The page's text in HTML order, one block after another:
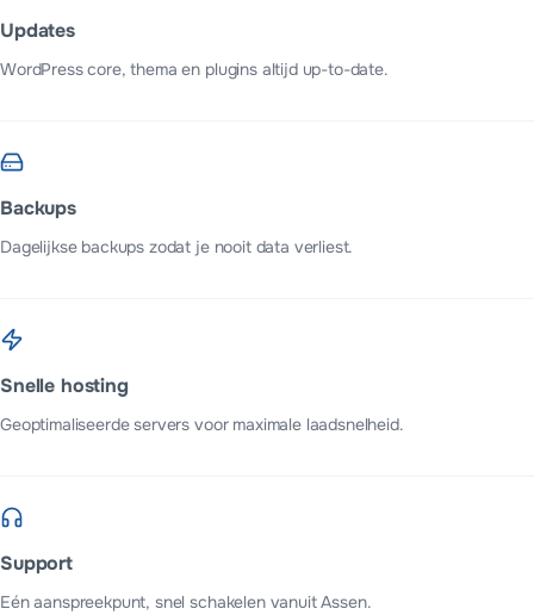
Updates
WordPress core, thema en plugins altijd up-to-date.
Backups
Dagelijkse backups zodat je nooit data verliest.
Snelle hosting
Geoptimaliseerde servers voor maximale laadsnelheid.
Support
Eén aanspreekpunt, snel schakelen vanuit Assen.